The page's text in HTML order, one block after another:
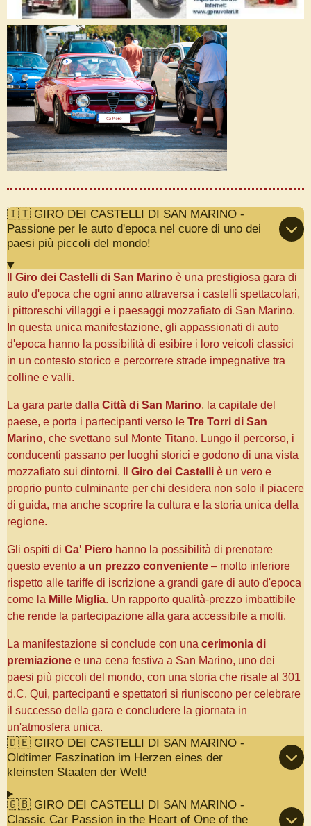
🇮🇹 GIRO DEI CASTELLI DI SAN MARINO -
Passione per le auto d'epoca nel cuore di uno dei
paesi più piccoli del mondo!
Giro dei Castelli di San Marino è una prestigiosa gara di
auto d'epoca che ogni anno attraversa i castelli spettacolari,
i pittoreschi villaggi e i paesaggi mozzafiato di San Marino.
In questa unica manifestazione, gli appassionati di auto
d'epoca hanno la possibilità di esibire i loro veicoli classici
in un contesto storico e percorrere strade impegnative tra
colline e valli.
La gara parte dalla Città di San Marino, la capitale del
paese, e porta i partecipanti verso le Tre Torri di San
Marino, che svettano sul Monte Titano. Lungo il percorso, i
conducenti passano per luoghi storici e godono di una vista
mozzafiato sui dintorni. Il Giro dei Castelli è un vero e
proprio punto culminante per chi desidera non solo il piacere
di guida, ma anche scoprire la cultura e la storia unica della
regione.
Gli ospiti di Ca' Piero hanno la possibilità di prenotare
questo evento a un prezzo conveniente – molto inferiore
rispetto alle tariffe di iscrizione a grandi gare di auto d'epoca
come la Mille Miglia. Un rapporto qualità-prezzo imbattibile
che rende la partecipazione alla gara accessibile a molti.
La manifestazione si conclude con una cerimonia di
premiazione e una cena festiva a San Marino, uno dei
paesi più piccoli del mondo, con una storia che risale al 301
d.C. Qui, partecipanti e spettatori si riuniscono per celebrare
il successo della gara e concludere la giornata in
un'atmosfera unica.
🇩🇪 GIRO DEI CASTELLI DI SAN MARINO -
Oldtimer Faszination im Herzen eines der
kleinsten Staaten der Welt!
🇬🇧 GIRO DEI CASTELLI DI SAN MARINO -
Classic Car Passion in the Heart of One of the